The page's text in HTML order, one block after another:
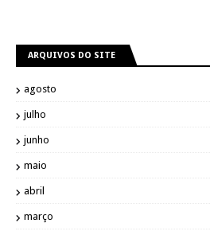
ARQUIVOS DO SITE
agosto
julho
junho
maio
abril
março